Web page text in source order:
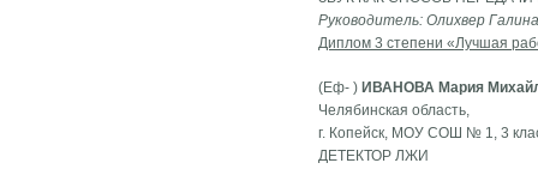
Руководитель: Олихвер
Диплом 3 степени «Лучшая
(Еф- ) ИВАНОВА Мария
Челябинская область,
г. Копейск, МОУ СОШ № 1, 3
ДЕТЕКТОР ЛЖИ